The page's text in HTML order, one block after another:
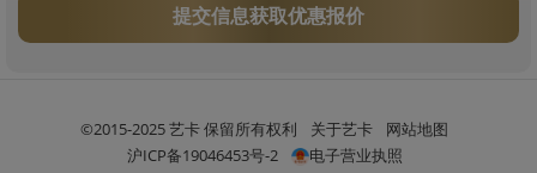
提交信息获取优惠报价
©2015-2025 艺卡 保留所有权利 关于艺卡
网站地图
沪ICP备19046453号-2
电子营业执照